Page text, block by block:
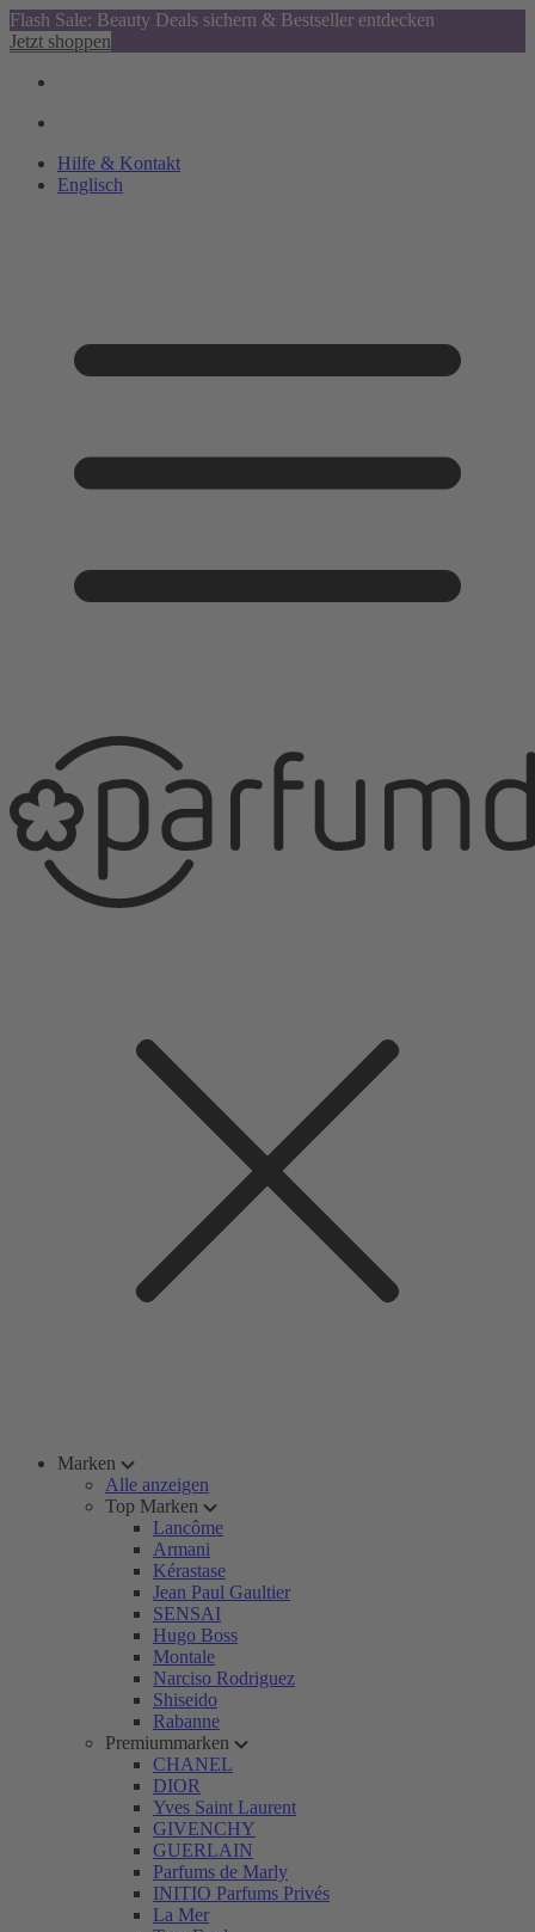
Flash Sale: Beauty Deals sichern & Bestseller entdecken
Jetzt shoppen
Hilfe & Kontakt
Englisch
Marken
Alle anzeigen
Top Marken
Lancôme
Armani
Kérastase
Jean Paul Gaultier
SENSAI
Hugo Boss
Montale
Narciso Rodriguez
Shiseido
Rabanne
Premiummarken
CHANEL
DIOR
Yves Saint Laurent
GIVENCHY
GUERLAIN
Parfums de Marly
INITIO Parfums Privés
La Mer